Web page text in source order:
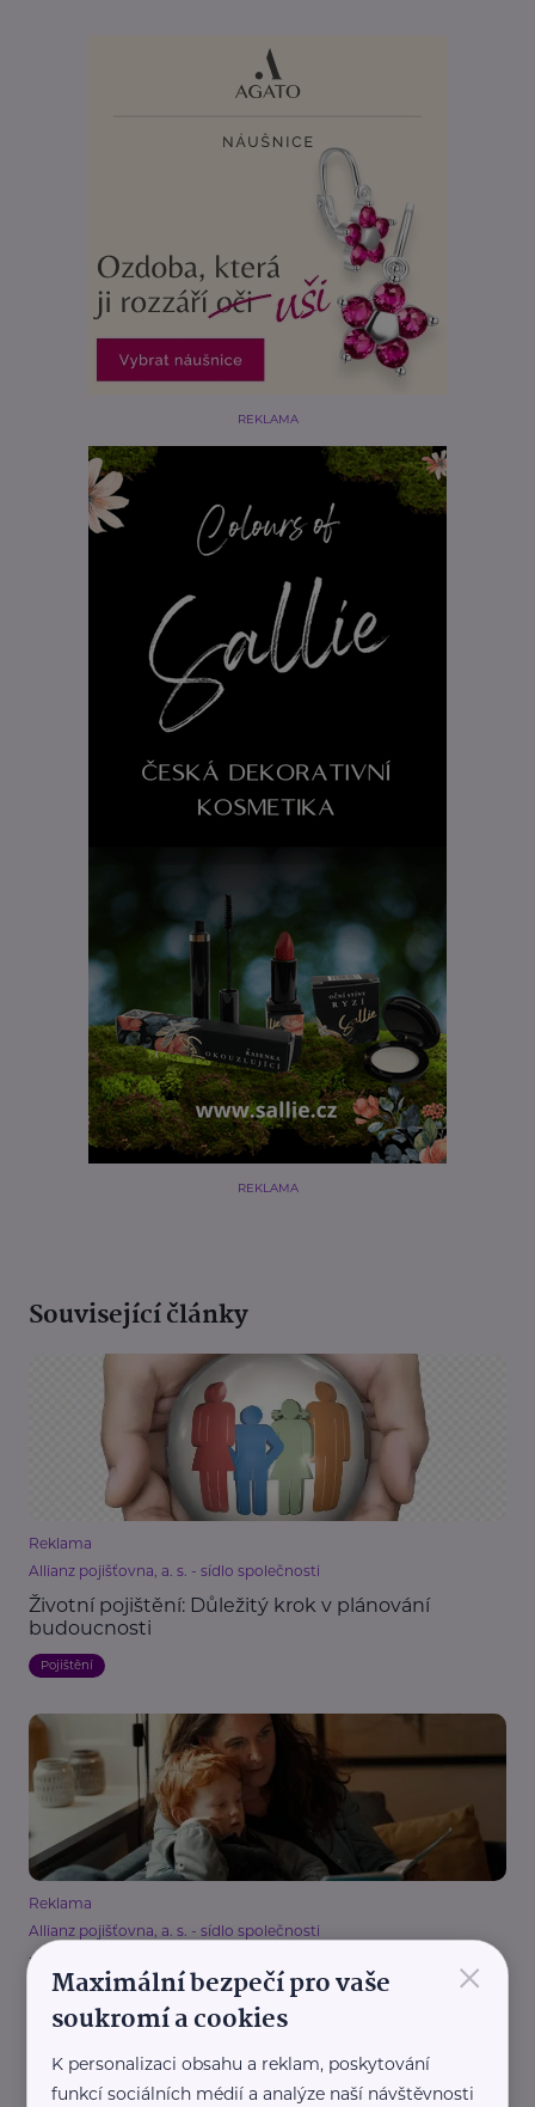
REKLAMA
REKLAMA
Související články
Reklama
Allianz pojišťovna, a. s. - sídlo společnosti
Životní pojištění: Důležitý krok v plánování
budoucnosti
Pojištění
Reklama
Allianz pojišťovna, a. s. - sídlo společnosti
Zdraví máme jen jedno, ale často na něj
nemyslíme dostatečně a včas
Pojištění
×
Maximální bezpečí pro vaše
soukromí a cookies
K personalizaci obsahu a reklam, poskytování
funkcí sociálních médií a analýze naší návštěvnosti